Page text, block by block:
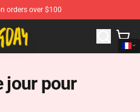
orders over $100
Merchandise Shop
jour pour